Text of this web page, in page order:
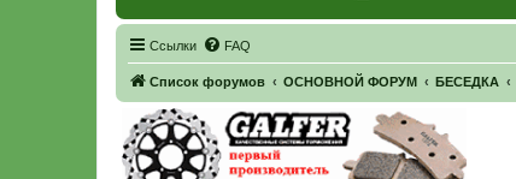
Ссылки FAQ
Список форумов ОСНОВНОЙ ФОРУМ БЕСЕДКА